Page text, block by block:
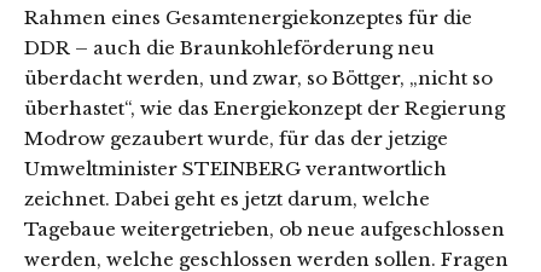
Rahmen eines Gesamtenergiekonzeptes für die
DDR – auch die Braunkohleförderung neu
überdacht werden, und zwar, so Böttger, „nicht so
überhastet“, wie das Energiekonzept der Regierung
Modrow gezaubert wurde, für das der jetzige
Umweltminister STEINBERG verantwortlich
zeichnet. Dabei geht es jetzt darum, welche
Tagebaue weitergetrieben, ob neue aufgeschlossen
werden, welche geschlossen werden sollen. Fragen